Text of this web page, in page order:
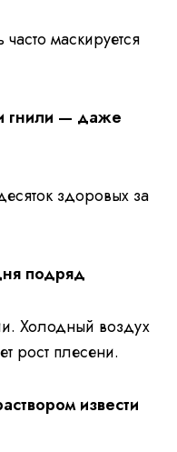
маскируется
гнили — даже
здоровых за
подряд
Холодный воздух
рост плесени.
извести